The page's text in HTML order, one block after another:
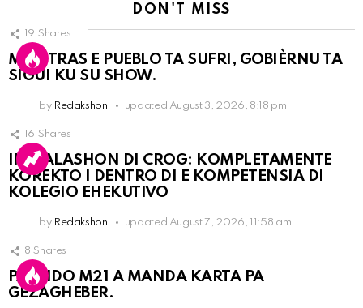
DON'T MISS
19 Shares
MIENTRAS E PUEBLO TA SUFRI, GOBIÈRNU TA
SIGUI KU SU SHOW.
by Redakshon updated August 3, 2026, 8:18 pm
16 Shares
INSTALASHON DI CROG: KOMPLETAMENTE
KOREKTO I DENTRO DI E KOMPETENSIA DI
KOLEGIO EHEKUTIVO
by Redakshon updated August 7, 2026, 11:58 am
8 Shares
PARTIDO M21 A MANDA KARTA PA
GEZAGHEBER.